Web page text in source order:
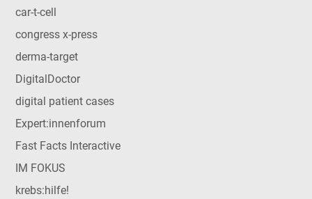
car-t-cell
congress x-press
derma-target
DigitalDoctor
digital patient cases
Expert:innenforum
Fast Facts Interactive
IM FOKUS
krebs:hilfe!